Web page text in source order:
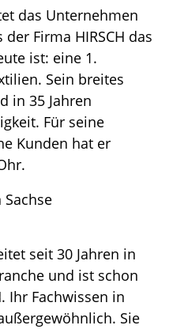
das Unternehmen
Firma HIRSCH das
ist: eine 1.
Sein breites
in 35 Jahren
Für seine
Kunden hat er
seit 30 Jahren in
und ist schon
Ihr Fachwissen in
Sie